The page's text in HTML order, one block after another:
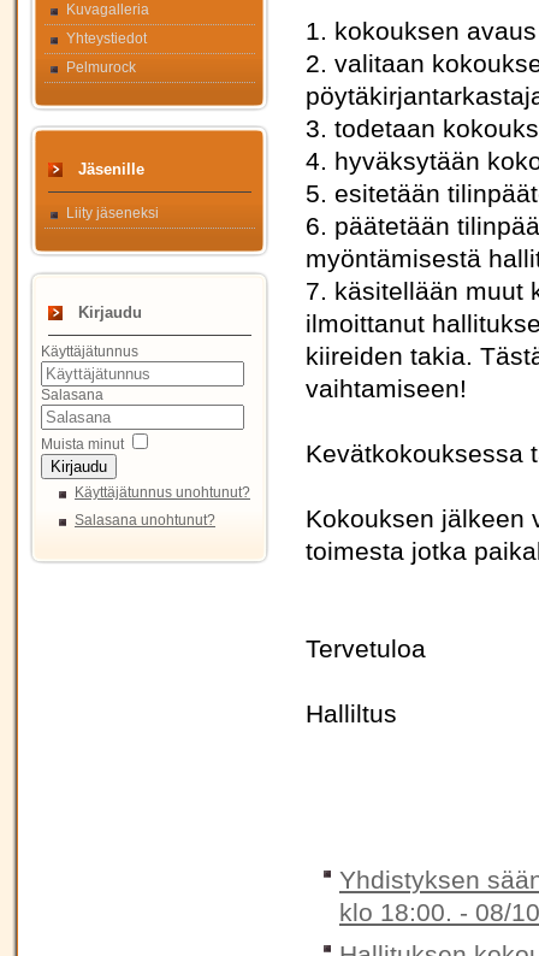
Kuvagalleria
Yhteystiedot
Pelmurock
Jäsenille
Liity jäseneksi
Kirjaudu
Käyttäjätunnus
Salasana
Muista minut
Kirjaudu
Käyttäjätunnus unohtunut?
Salasana unohtunut?
1. kokouksen avaus
2. valitaan
3. todetaan
4. hyväksytään
5. esitetään
6. päätetään
myöntämisestä
7. käsitellään muut
ilmoittanut
kiireiden takia.
vaihtamiseen!
Kevätkokouksessa
Kokouksen jälkeen
toimesta jotka
Tervetuloa
Halliltus
Yhdistyksen
klo 18:00. - 08/